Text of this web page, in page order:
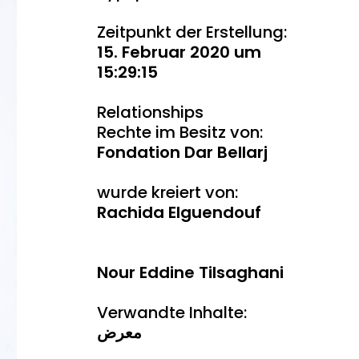
Zeitpunkt der Erstellung:
15. Februar 2020 um
15:29:15
Relationships
Rechte im Besitz von:
Fondation Dar Bellarj
wurde kreiert von:
Rachida Elguendouf
Nour Eddine Tilsaghani
Verwandte Inhalte:
معرض